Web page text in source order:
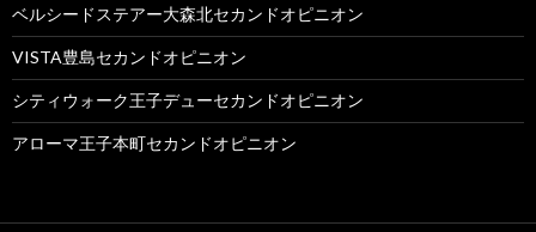
ベルシードステアー大森北セカンドオピニオン
VISTA豊島セカンドオピニオン
シティウォーク王子デューセカンドオピニオン
アローマ王子本町セカンドオピニオン